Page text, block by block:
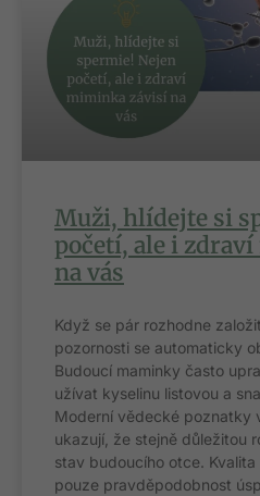
Muži, hlídejte si
početí, ale i
na vás
Když se pár rozhodne
pozornosti se automaticky
Budoucí maminky často
užívat kyselinu listovou a
Moderní vědecké poznatky
ukazují, že stejně důležitou
stav budoucího otce.
pouze pravděpodobnost